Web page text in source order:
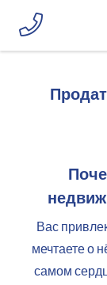
Вас
мечтаете о
самом